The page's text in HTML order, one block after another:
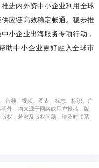
进内外资中小企业利用全球
应链高效稳定畅通。稳步推
小企业出海服务专项行动，
助中小企业更好融入全球市
音频、视频、图表、标志、标识、广
外，均来源于网络或用户投稿，版
权，若涉及版权问题，请及时联系